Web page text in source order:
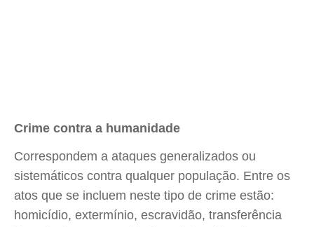
Crime contra a humanidade
Correspondem a ataques generalizados ou
sistemáticos contra qualquer população. Entre os
atos que se incluem neste tipo de crime estão:
homicídio, extermínio, escravidão, transferência